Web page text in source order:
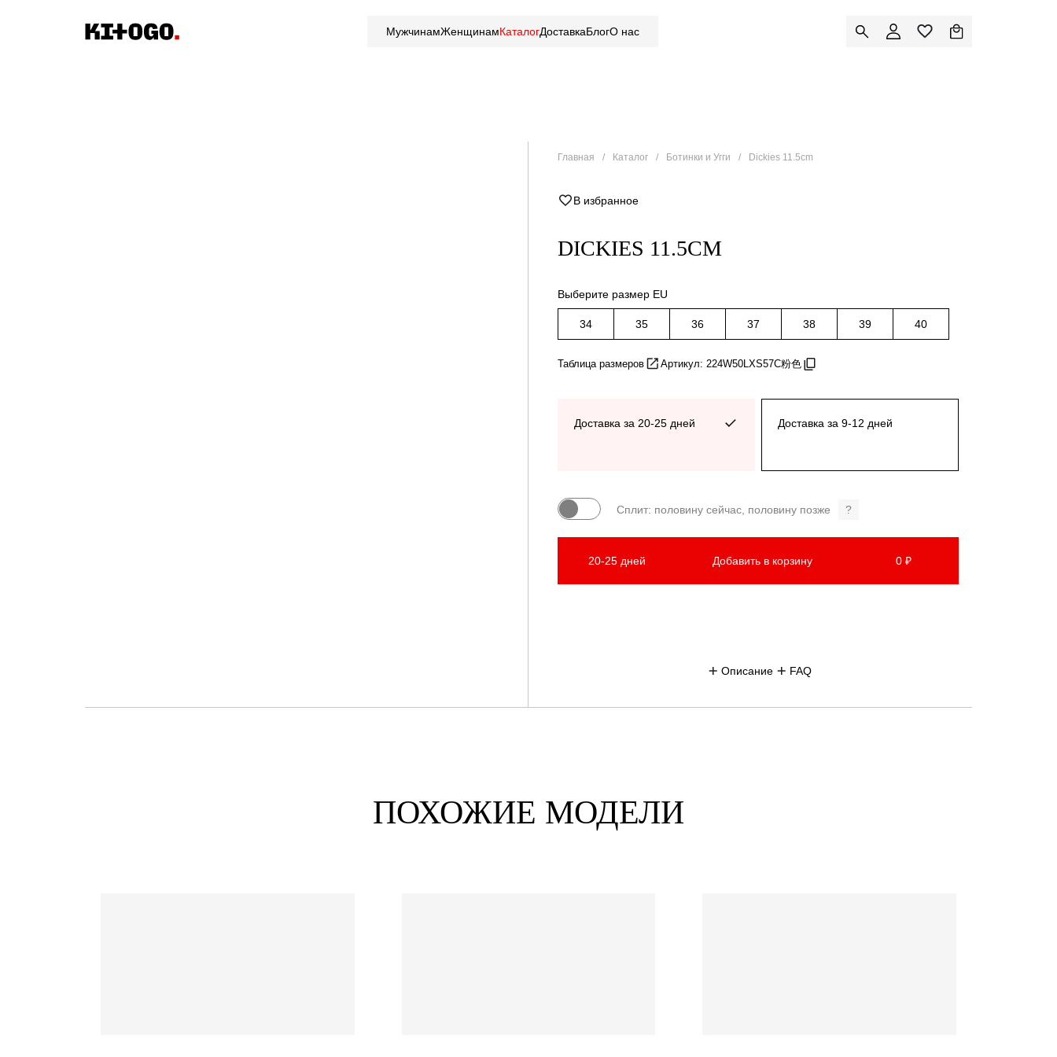
МужчинамЖенщинамКаталогДоставкаБлогО нас
Главная Каталог Ботинки и Угги Dickies 11.5cm
DICKIES 11.5CM
В избранное
Выберите размер EU
34 35 36 37 38 39 40
Таблица размеров Артикул: 224W50LXS57C粉色
Доставка за 20-25 дней Доставка за 9-12 дней
Сплит: половину сейчас, половину позже ?
20-25 дней Добавить в корзину 0 ₽
Описание FAQ
ПОХОЖИЕ МОДЕЛИ